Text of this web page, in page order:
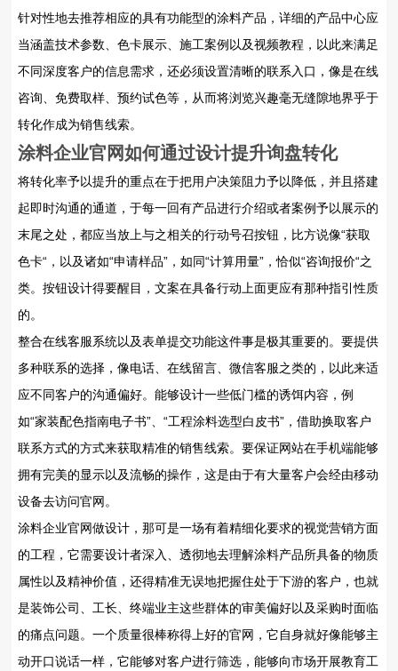
针对性地去推荐相应的具有功能型的涂料产品，详细的产品中心应
当涵盖技术参数、色卡展示、施工案例以及视频教程，以此来满足
不同深度客户的信息需求，还必须设置清晰的联系入口，像是在线
咨询、免费取样、预约试色等，从而将浏览兴趣毫无缝隙地界乎于
转化作成为销售线索。
涂料企业官网如何通过设计提升询盘转化
将转化率予以提升的重点在于把用户决策阻力予以降低，并且搭建
起即时沟通的通道，于每一回有产品进行介绍或者案例予以展示的
末尾之处，都应当放上与之相关的行动号召按钮，比方说像“获取
色卡“，以及诸如“申请样品”，如同“计算用量”，恰似“咨询报价“之
类。按钮设计得要醒目，文案在具备行动上面更应有那种指引性质
的。
整合在线客服系统以及表单提交功能这件事是极其重要的。要提供
多种联系的选择，像电话、在线留言、微信客服之类的，以此来适
应不同客户的沟通偏好。能够设计一些低门槛的诱饵内容，例
如“家装配色指南电子书”、“工程涂料选型白皮书”，借助换取客户
联系方式的方式来获取精准的销售线索。要保证网站在手机端能够
拥有完美的显示以及流畅的操作，这是由于有大量客户会经由移动
设备去访问官网。
涂料企业官网做设计，那可是一场有着精细化要求的视觉营销方面
的工程，它需要设计者深入、透彻地去理解涂料产品所具备的物质
属性以及精神价值，还得精准无误地把握住处于下游的客户，也就
是装饰公司、工长、终端业主这些群体的审美偏好以及采购时面临
的痛点问题。一个质量很棒称得上好的官网，它自身就好像能够主
动开口说话一样，它能够对客户进行筛选，能够向市场开展教育工